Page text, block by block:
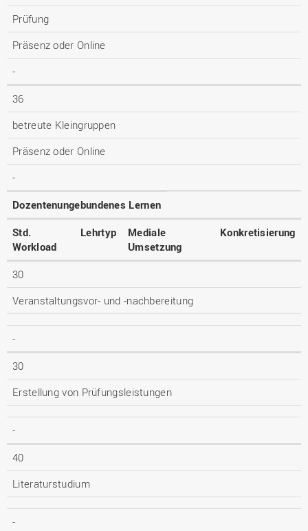
Prüfung
Präsenz oder Online
-
36
betreute Kleingruppen
Präsenz oder Online
-
Dozentenungebundenes Lernen
Std.
Workload
Lehrtyp
Mediale
Umsetzung
Konkretisierung
30
Veranstaltungsvor- und -nachbereitung
-
30
Erstellung von Prüfungsleistungen
-
40
Literaturstudium
-